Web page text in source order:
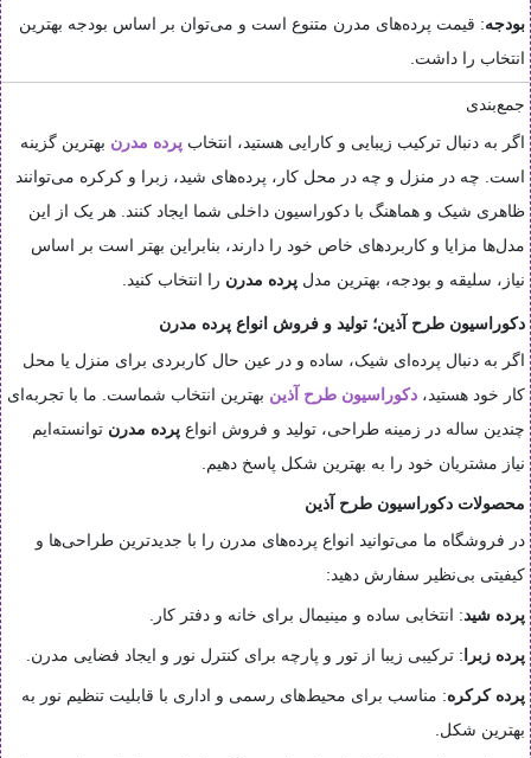
بودجه: قیمت پرده‌های مدرن متنوع است و می‌توان بر اساس بودجه بهترین
انتخاب را داشت.
جمع‌بندی
اگر به دنبال ترکیب زیبایی و کارایی هستید، انتخاب پرده مدرن بهترین گزینه
است. چه در منزل و چه در محل کار، پرده‌های شید، زبرا و کرکره می‌توانند
ظاهری شیک و هماهنگ با دکوراسیون داخلی شما ایجاد کنند. هر یک از این
مدل‌ها مزایا و کاربردهای خاص خود را دارند، بنابراین بهتر است بر اساس
نیاز، سلیقه و بودجه، بهترین مدل پرده مدرن را انتخاب کنید.
دکوراسیون طرح آذین؛ تولید و فروش انواع پرده مدرن
اگر به دنبال پرده‌ای شیک، ساده و در عین حال کاربردی برای منزل یا محل
کار خود هستید، دکوراسیون طرح آذین بهترین انتخاب شماست. ما با تجربه‌ای
چندین ساله در زمینه طراحی، تولید و فروش انواع پرده مدرن توانسته‌ایم
نیاز مشتریان خود را به بهترین شکل پاسخ دهیم.
محصولات دکوراسیون طرح آذین
در فروشگاه ما می‌توانید انواع پرده‌های مدرن را با جدیدترین طراحی‌ها و
کیفیتی بی‌نظیر سفارش دهید:
پرده شید: انتخابی ساده و مینیمال برای خانه و دفتر کار.
پرده زبرا : ترکیبی زیبا از تور و پارچه برای کنترل نور و ایجاد فضایی مدرن.
پرده کرکره: مناسب برای محیط‌های رسمی و اداری با قابلیت تنظیم نور به
بهترین شکل.